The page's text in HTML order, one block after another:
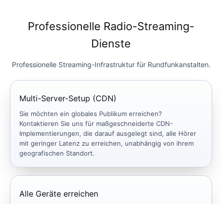
Professionelle Radio-Streaming-
Dienste
Professionelle Streaming-Infrastruktur für Rundfunkanstalten.
Multi-Server-Setup (CDN)
Sie möchten ein globales Publikum erreichen?
Kontaktieren Sie uns für maßgeschneiderte CDN-
Implementierungen, die darauf ausgelegt sind, alle Hörer
mit geringer Latenz zu erreichen, unabhängig von ihrem
geografischen Standort.
Alle Geräte erreichen